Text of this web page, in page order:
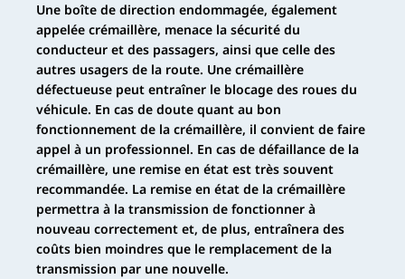
Une boîte de direction endommagée, également
appelée crémaillère, menace la sécurité du
conducteur et des passagers, ainsi que celle des
autres usagers de la route. Une crémaillère
défectueuse peut entraîner le blocage des roues du
véhicule. En cas de doute quant au bon
fonctionnement de la crémaillère, il convient de faire
appel à un professionnel. En cas de défaillance de la
crémaillère, une remise en état est très souvent
recommandée. La remise en état de la crémaillère
permettra à la transmission de fonctionner à
nouveau correctement et, de plus, entraînera des
coûts bien moindres que le remplacement de la
transmission par une nouvelle.